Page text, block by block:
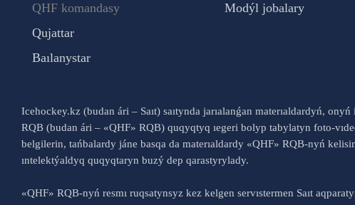
QHF komandasy
Qujattar
Baılanystar
Modýl jobalary
Icehockey.kz (budan ári – Saıt) saıtynda jarıalanǵan materıaldardyń,
RQB (budan ári – «QHF» RQB) quqyqtyq ıegeri bolyp tabylatyn foto-
belgilerin, tańbalardy jáne basqa da materıaldardy «QHF» RQB-nyń
ıntelektýaldyq quqyqtaryn buzý dep qarastyrylady.
«QHF» RQB-nyń resmı ruqsatynsyz kez kelgen servıstermen Saıt